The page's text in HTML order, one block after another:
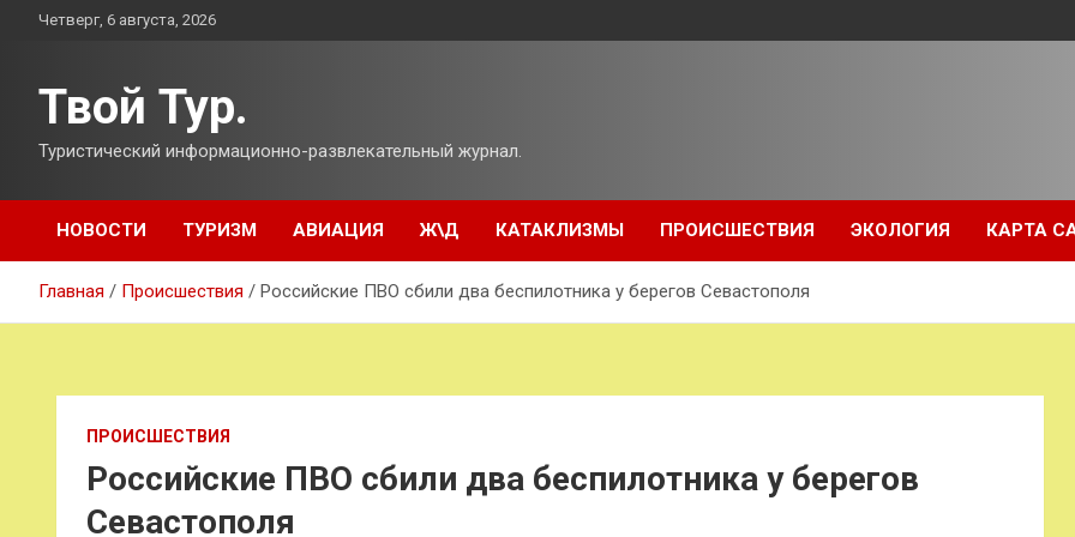
ПерейтиЧетверг, 6 августа, 2026
Твой Тур.
Туристический информационно-развлекательный журнал.
НОВОСТИ ТУРИЗМ АВИАЦИЯ Ж\Д КАТАКЛИЗМЫ ПРОИСШЕСТВИЯ ЭКОЛОГИЯ КАРТА
Главная Происшествия Российские ПВО сбили два беспилотника у берегов Севастополя
ПРОИСШЕСТВИЯ
Российские ПВО сбили два беспилотника у берегов
Севастополя